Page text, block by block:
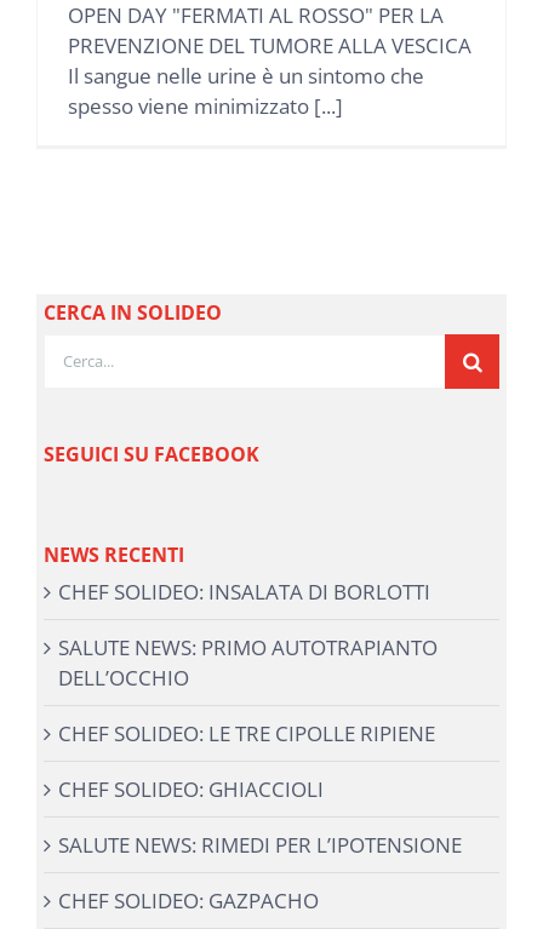
OPEN DAY "FERMATI AL ROSSO" PER LA
PREVENZIONE DEL TUMORE ALLA VESCICA
Il sangue nelle urine è un sintomo che
spesso viene minimizzato [...]
CERCA IN SOLIDEO
SEGUICI SU FACEBOOK
NEWS RECENTI
CHEF SOLIDEO: INSALATA DI BORLOTTI
SALUTE NEWS: PRIMO AUTOTRAPIANTO
DELL’OCCHIO
CHEF SOLIDEO: LE TRE CIPOLLE RIPIENE
CHEF SOLIDEO: GHIACCIOLI
SALUTE NEWS: RIMEDI PER L’IPOTENSIONE
CHEF SOLIDEO: GAZPACHO